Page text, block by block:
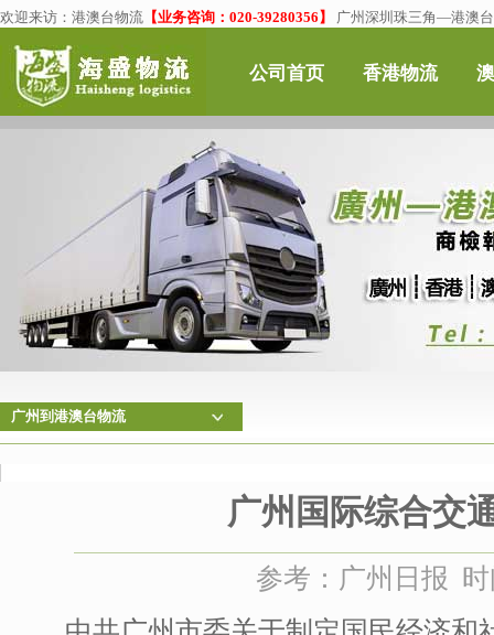
欢迎来访： 港澳台物流 【业务咨询：020-39280356】 广州深圳珠三角—港澳
公司首页 香港物流
广州到港澳台物流
广州国际综合交
参考：广州日报 时